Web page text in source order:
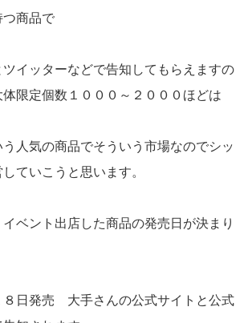
つ商品で
イッターなどで告知してもらえますの
限定個数１０００～２０００ほどは
う人気の商品でそういう市場なのでシッ
ていこうと思います。
ベント出店した商品の発売日が決まり
８日発売 大手さんの公式サイトと公式